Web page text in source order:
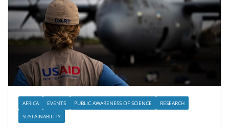
AFRICA EVENTS PUBLIC AWARENESS OF SCIENCE
RESEARCH
SUSTAINABILITY